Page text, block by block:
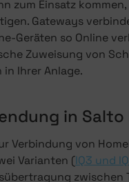
zum Einsatz
Gateways
Geräten so Online
Zuweisung von
Ihrer Anlage.
in Salto
Verbindung von
Varianten (IQ3 und
zwischen